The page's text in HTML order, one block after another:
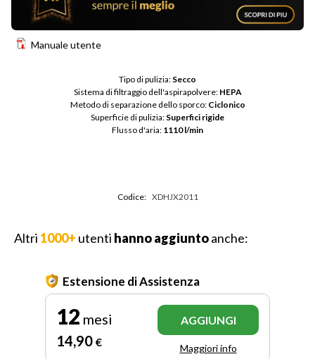
Manuale utente
Tipo di pulizia: Secco
Sistema di filtraggio dell'aspirapolvere: HEPA
Metodo di separazione dello sporco: Ciclonico
Superficie di pulizia: Superfici rigide
Flusso d'aria: 1110 l/min
Codice: XDHJX2011
Altri 1000+ utenti hanno aggiuntoanche:
Estensione di Assistenza
12 mesi
14,90 €
AGGIUNGI
Maggiori info